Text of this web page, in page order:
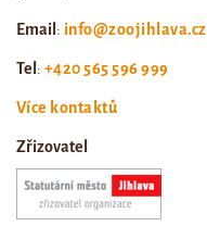
Email: info@zoojihlava.cz
Tel: +420 565 596 999
Více kontaktů
Zřizovatel